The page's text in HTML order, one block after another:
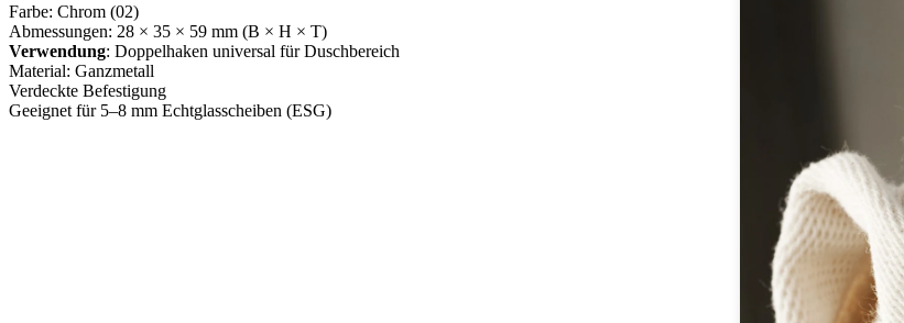
Farbe: Chrom (02)
Abmessungen: 28 × 35 × 59 mm (B × H × T)
Verwendung: Doppelhaken universal für Duschbereich
Material: Ganzmetall
Verdeckte Befestigung
Geeignet für 5–8 mm Echtglasscheiben (ESG)